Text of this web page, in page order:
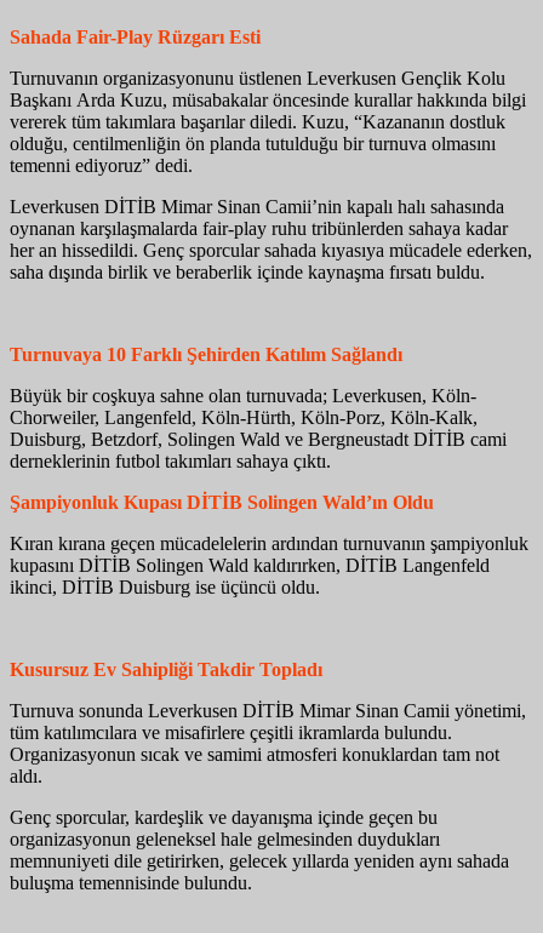
Sahada Fair-Play Rüzgarı Esti
Turnuvanın organizasyonunu üstlenen Leverkusen Gençlik Kolu
Başkanı Arda Kuzu, müsabakalar öncesinde kurallar hakkında bilgi
vererek tüm takımlara başarılar diledi. Kuzu, “Kazananın dostluk
olduğu, centilmenliğin ön planda tutulduğu bir turnuva olmasını
temenni ediyoruz” dedi.
Leverkusen DİTİB Mimar Sinan Camii’nin kapalı halı sahasında
oynanan karşılaşmalarda fair-play ruhu tribünlerden sahaya kadar
her an hissedildi. Genç sporcular sahada kıyasıya mücadele ederken,
saha dışında birlik ve beraberlik içinde kaynaşma fırsatı buldu.
Turnuvaya 10 Farklı Şehirden Katılım Sağlandı
Büyük bir coşkuya sahne olan turnuvada; Leverkusen, Köln-
Chorweiler, Langenfeld, Köln-Hürth, Köln-Porz, Köln-Kalk,
Duisburg, Betzdorf, Solingen Wald ve Bergneustadt DİTİB cami
derneklerinin futbol takımları sahaya çıktı.
Şampiyonluk Kupası DİTİB Solingen Wald’ın Oldu
Kıran kırana geçen mücadelelerin ardından turnuvanın şampiyonluk
kupasını DİTİB Solingen Wald kaldırırken, DİTİB Langenfeld
ikinci, DİTİB Duisburg ise üçüncü oldu.
Kusursuz Ev Sahipliği Takdir Topladı
Turnuva sonunda Leverkusen DİTİB Mimar Sinan Camii yönetimi,
tüm katılımcılara ve misafirlere çeşitli ikramlarda bulundu.
Organizasyonun sıcak ve samimi atmosferi konuklardan tam not
aldı.
Genç sporcular, kardeşlik ve dayanışma içinde geçen bu
organizasyonun geleneksel hale gelmesinden duydukları
memnuniyeti dile getirirken, gelecek yıllarda yeniden aynı sahada
buluşma temennisinde bulundu.